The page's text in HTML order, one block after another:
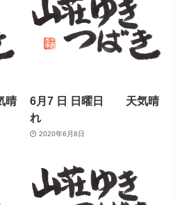
晴
6月7 日 日曜日 天気晴
れ
2020年6月8日